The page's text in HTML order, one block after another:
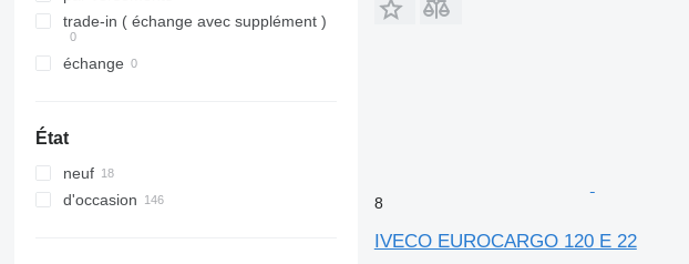
trade-in ( échange avec supplément )
échange
État
neuf
d'occasion
8
IVECO EUROCARGO 120 E 22